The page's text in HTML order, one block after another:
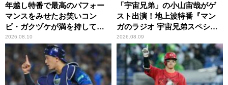
年越し特番で最高のパフォー
マンスをみせたお笑いコン
ビ・ガクヅケが満を持して
『オールナイトニッポン
0(ZERO)』に登場！
2026.08.10
「宇宙兄弟」の小山宙哉がゲ
スト出演！地上波特番『マン
ガのラジオ 宇宙兄弟スペシャ
ル 』
2026.08.09